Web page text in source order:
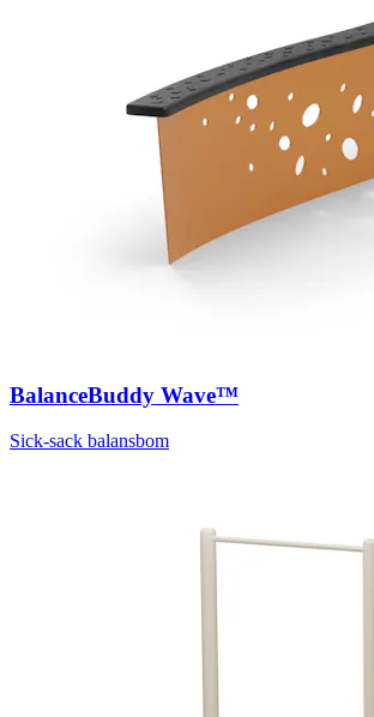
BalanceBuddy Wave™
Sick-sack balansbom